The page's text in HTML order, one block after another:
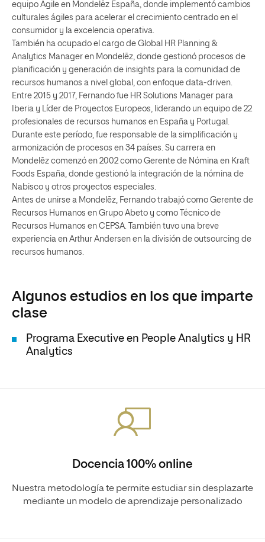
equipo Agile en Mondelēz España, donde implementó cambios
culturales ágiles para acelerar el crecimiento centrado en el
consumidor y la excelencia operativa.
También ha ocupado el cargo de Global HR Planning &
Analytics Manager en Mondelēz, donde gestionó procesos de
planificación y generación de insights para la comunidad de
recursos humanos a nivel global, con enfoque data-driven.
Entre 2015 y 2017, Fernando fue HR Solutions Manager para
Iberia y Líder de Proyectos Europeos, liderando un equipo de 22
profesionales de recursos humanos en España y Portugal.
Durante este período, fue responsable de la simplificación y
armonización de procesos en 34 países. Su carrera en
Mondelēz comenzó en 2002 como Gerente de Nómina en Kraft
Foods España, donde gestionó la integración de la nómina de
Nabisco y otros proyectos especiales.
Antes de unirse a Mondelēz, Fernando trabajó como Gerente de
Recursos Humanos en Grupo Abeto y como Técnico de
Recursos Humanos en CEPSA. También tuvo una breve
experiencia en Arthur Andersen en la división de outsourcing de
recursos humanos.
Algunos estudios en los que imparte
clase
Programa Executive en People Analytics y HR
Analytics
Docencia 100% online
Nuestra metodología te permite estudiar sin desplazarte
mediante un modelo de aprendizaje personalizado